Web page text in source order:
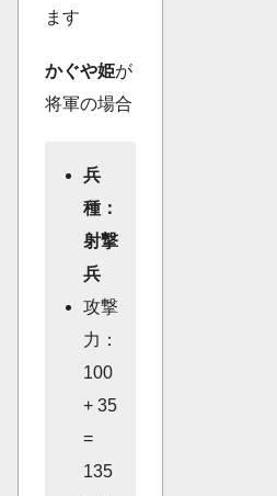
ます
かぐや姫が
将軍の場合
兵
種：
射撃
兵
攻撃
力：
100
+ 35
=
135